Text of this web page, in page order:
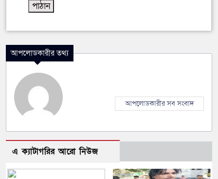
আপলোডকারীর তথ্য
আপলোডকারীর সব সংবাদ
এ ক্যাটাগরির আরো নিউজ